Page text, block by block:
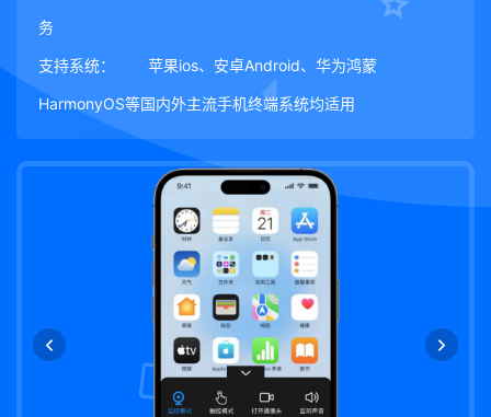
务
支持系统： 苹果ios、安卓Android、华为鸿蒙
HarmonyOS等国内外主流手机终端系统均适用